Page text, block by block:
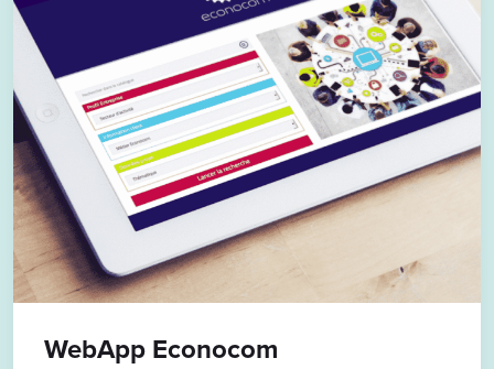
WebApp Econocom